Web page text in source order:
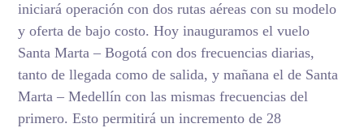
iniciará operación con dos rutas aéreas con su modelo
y oferta de bajo costo. Hoy inauguramos el vuelo
Santa Marta – Bogotá con dos frecuencias diarias,
tanto de llegada como de salida, y mañana el de Santa
Marta – Medellín con las mismas frecuencias del
primero. Esto permitirá un incremento de 28